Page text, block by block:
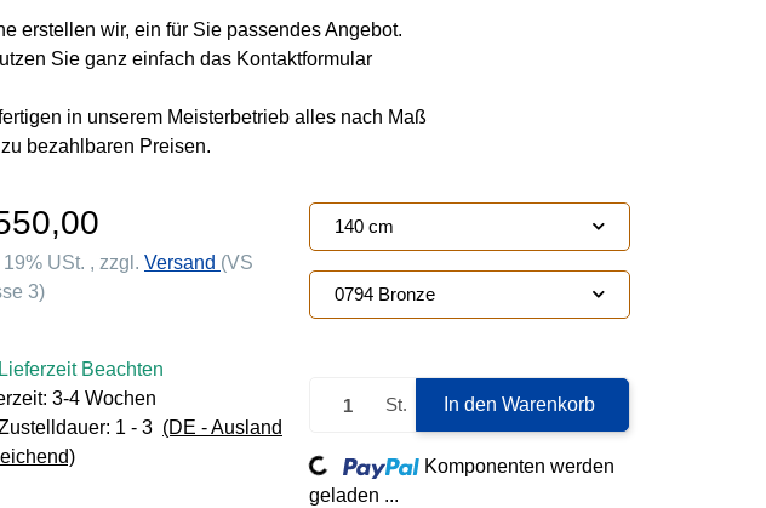
erstellen wir, ein für Sie passendes Angebot.
Sie ganz einfach das Kontaktformular
in unserem Meisterbetrieb alles nach Maß
bezahlbaren Preisen.
USt. , zzgl. Versand (VS
3)
Lieferzeit Beachten
3-4 Wochen
1 - 3 (DE - Ausland
140 cm
0794 Bronze
St. In den Warenkorb
Loading...
Komponenten werden
geladen ...